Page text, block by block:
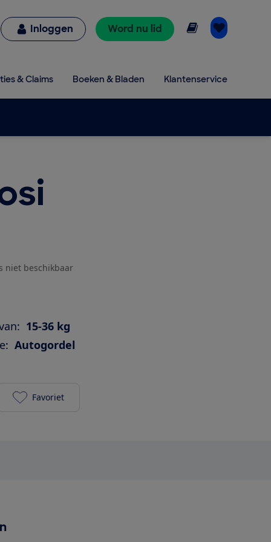
Inloggen Word nu lid Online lezen
& Claims Boeken & Bladen Klantenservice
niet beschikbaar
15-36 kg
Autogordel
Maxi-Cosi Rodi XP 2 toevoegen aan je favorieten
Favoriet